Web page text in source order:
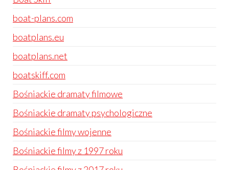
boat-plans.com
boatplans.eu
boatplans.net
boatskiff.com
Bośniackie dramaty filmowe
Bośniackie dramaty psychologiczne
Bośniackie filmy wojenne
Bośniackie filmy z 1997 roku